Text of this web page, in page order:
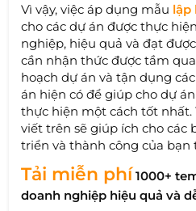
Vì vậy, việc áp dụng mẫu lập
cho các dự án được thực
nghiệp, hiệu quả và đạt
cần nhận thức được tầm
hoạch dự án và tận dụng
án hiện có để giúp cho dự
thực hiện một cách tốt nhất.
viết trên sẽ giúp ích cho các
triển và thành công của bạn
Tải miễn phí 1000+
doanh nghiệp hiệu quả và